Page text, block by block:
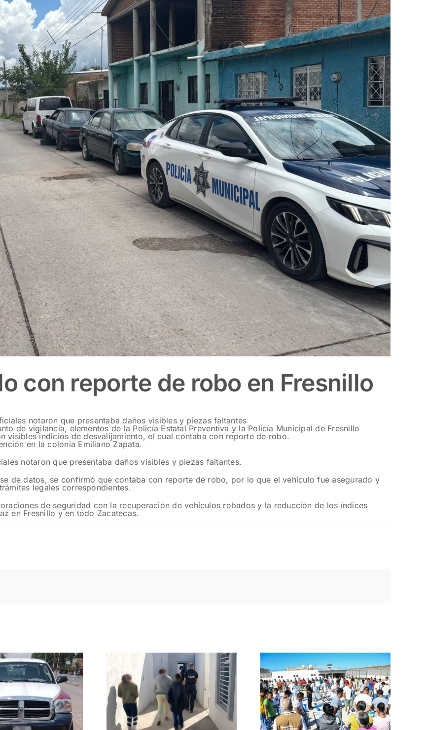
con reporte de robo en Fresnillo
notaron que presentaba daños visibles y piezas faltantes
de vigilancia, elementos de la Policía Estatal Preventiva y la Policía Municipal de Fresnillo
visibles indicios de desvalijamiento, el cual contaba con reporte de robo.
en la colonia Emiliano Zapata.
notaron que presentaba daños visibles y piezas faltantes.
de datos, se confirmó que contaba con reporte de robo, por lo que el vehículo fue asegurado y
legales correspondientes.
de seguridad con la recuperación de vehículos robados y la reducción de los índices
en Fresnillo y en todo Zacatecas.
Policía
y Policía
Municipal a un
menor con su
Respalda SSP a
madres
buscadoras para
realizar acciones